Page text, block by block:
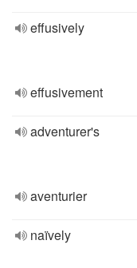
effusively
effusivement
adventurer's
aventurier
naïvely